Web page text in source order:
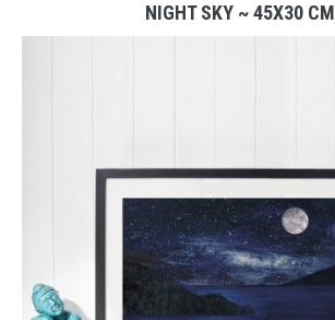
NIGHT SKY ~ 45X30 CM